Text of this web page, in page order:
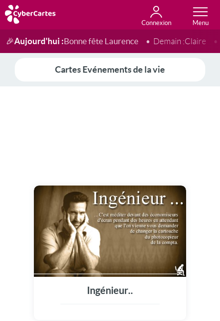
Connexion
Anniversaire
Fête du jour
Amour
Amitié
Merci
Toutes les cartes
🎉Aujourd'hui :Bonne fête Laurence Demain :Claire
Cartes Evénements de la vie
Ingénieur..